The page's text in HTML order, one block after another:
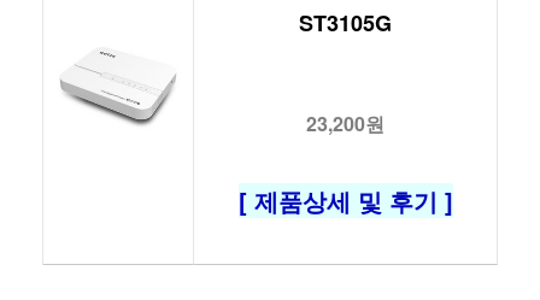
ST3105G
23,200원
[ 제품상세 및 후기 ]